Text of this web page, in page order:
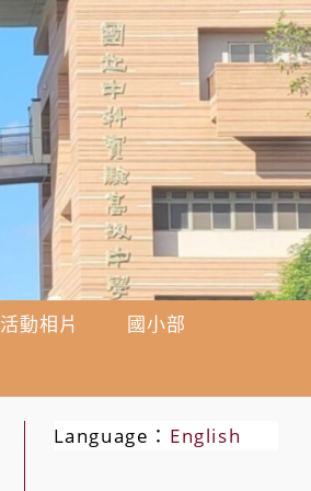
活動相片
國小部
Language： English